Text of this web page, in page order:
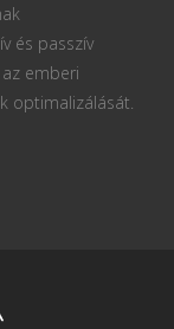
és passzív
emberi
optimalizálását.